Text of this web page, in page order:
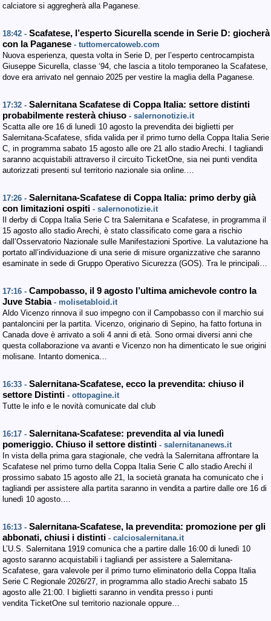
calciatore si aggregherà alla Paganese.
18:42 - Scafatese, l’esperto Sicurella scende in Serie D: giocherà
con la Paganese - tuttomercatoweb.com
Nuova esperienza, questa volta in Serie D, per l’esperto centrocampista
Giuseppe Sicurella, classe ‘94, che lascia a titolo temporaneo la Scafatese,
dove era arrivato nel gennaio 2025 per vestire la maglia della Paganese.
17:32 - Salernitana Scafatese di Coppa Italia: settore distinti
probabilmente resterà chiuso - salernonotizie.it
Scatta alle ore 16 di lunedì 10 agosto la prevendita dei biglietti per
Salernitana-Scafatese, sfida valida per il primo turno della Coppa Italia Serie
C, in programma sabato 15 agosto alle ore 21 allo stadio Arechi. I tagliandi
saranno acquistabili attraverso il circuito TicketOne, sia nei punti vendita
autorizzati presenti sul territorio nazionale sia online.…
17:26 - Salernitana-Scafatese di Coppa Italia: primo derby già
con limitazioni ospiti - salernonotizie.it
Il derby di Coppa Italia Serie C tra Salernitana e Scafatese, in programma il
15 agosto allo stadio Arechi, è stato classificato come gara a rischio
dall’Osservatorio Nazionale sulle Manifestazioni Sportive. La valutazione ha
portato all’individuazione di una serie di misure organizzative che saranno
esaminate in sede di Gruppo Operativo Sicurezza (GOS). Tra le principali…
17:16 - Campobasso, il 9 agosto l’ultima amichevole contro la
Juve Stabia - molisetabloid.it
Aldo Vicenzo rinnova il suo impegno con il Campobasso con il marchio sui
pantaloncini per la partita. Vicenzo, originario di Sepino, ha fatto fortuna in
Canada dove è arrivato a soli 4 anni di età. Sono ormai diversi anni che
questa collaborazione va avanti e Vicenzo non ha dimenticato le sue origini
molisane. Intanto domenica…
16:33 - Salernitana-Scafatese, ecco la prevendita: chiuso il
settore Distinti - ottopagine.it
Tutte le info e le novità comunicate dal club
16:17 - Salernitana-Scafatese: prevendita al via lunedì
pomeriggio. Chiuso il settore distinti - salernitananews.it
In vista della prima gara stagionale, che vedrà la Salernitana affrontare la
Scafatese nel primo turno della Coppa Italia Serie C allo stadio Arechi il
prossimo sabato 15 agosto alle 21, la società granata ha comunicato che i
tagliandi per assistere alla partita saranno in vendita a partire dalle ore 16 di
lunedì 10 agosto.…
16:13 - Salernitana-Scafatese, la prevendita: promozione per gli
abbonati, chiusi i distinti - calciosalernitana.it
L’U.S. Salernitana 1919 comunica che a partire dalle 16:00 di lunedì 10
agosto saranno acquistabili i tagliandi per assistere a Salernitana-
Scafatese, gara valevole per il primo turno eliminatorio della Coppa Italia
Serie C Regionale 2026/27, in programma allo stadio Arechi sabato 15
agosto alle 21:00. I biglietti saranno in vendita presso i punti
vendita TicketOne sul territorio nazionale oppure…